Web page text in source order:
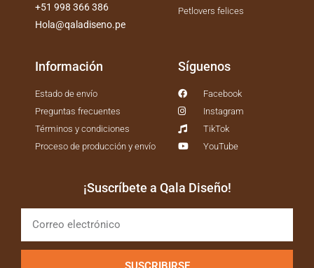
+51 998 366 386
Hola@qaladiseno.pe
Petlovers felices
Información
Estado de envío
Preguntas frecuentes
Términos y condiciones
Proceso de producción y envío
Síguenos
Facebook
Instagram
TikTok
YouTube
¡Suscríbete a Qala Diseño!